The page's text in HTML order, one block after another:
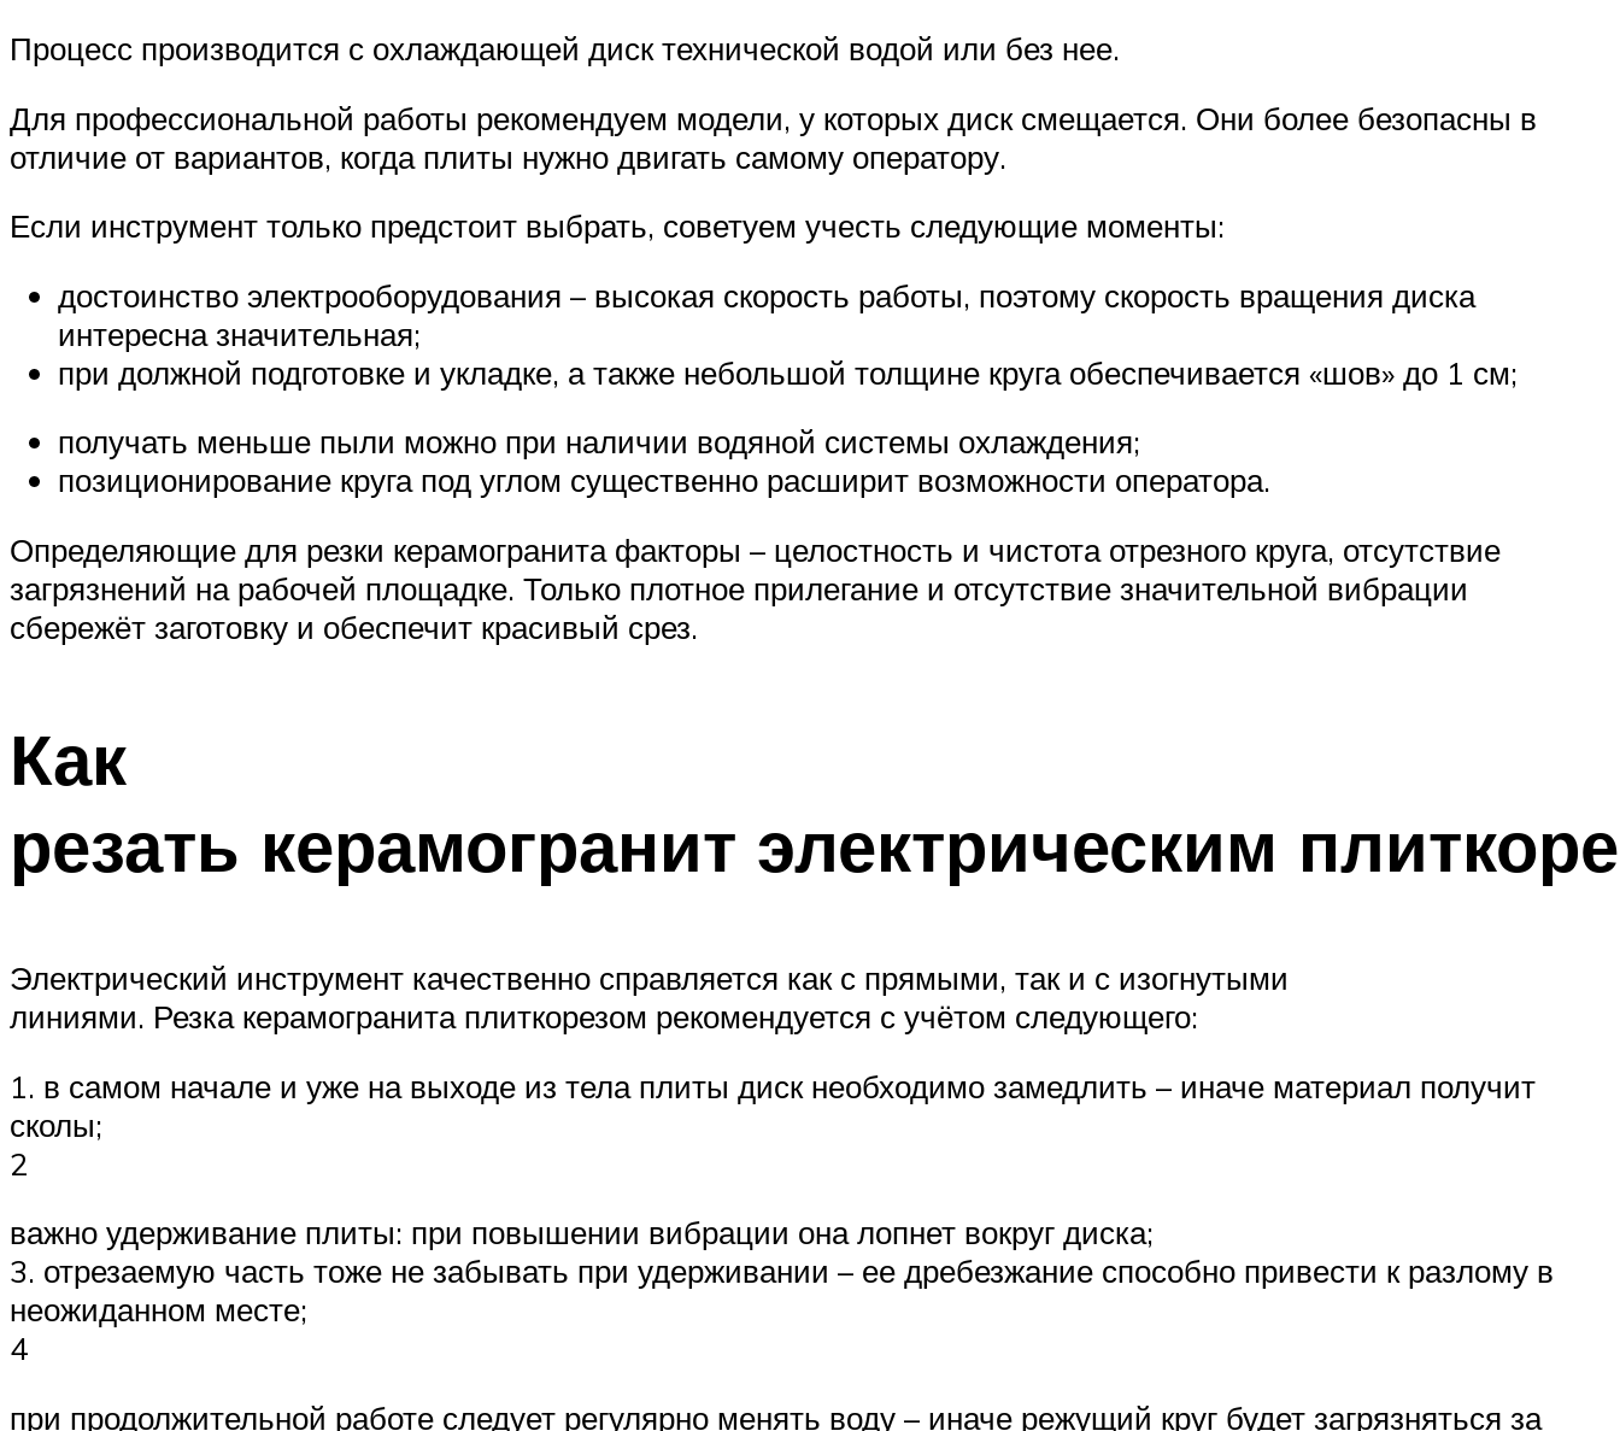
Процесс производится с охлаждающей диск технической водой или без нее.
Для профессиональной работы рекомендуем модели, у которых диск смещается. Они более безопасны в
отличие от вариантов, когда плиты нужно двигать самому оператору.
Если инструмент только предстоит выбрать, советуем учесть следующие моменты:
достоинство электрооборудования – высокая скорость работы, поэтому скорость вращения диска
интересна значительная;
при должной подготовке и укладке, а также небольшой толщине круга обеспечивается «шов» до 1 см;
получать меньше пыли можно при наличии водяной системы охлаждения;
позиционирование круга под углом существенно расширит возможности оператора.
Определяющие для резки керамогранита факторы – целостность и чистота отрезного круга, отсутствие
загрязнений на рабочей площадке. Только плотное прилегание и отсутствие значительной вибрации
сбережёт заготовку и обеспечит красивый срез.
Как
резать керамогранит электрическим
Электрический инструмент качественно справляется как с прямыми, так и с изогнутыми
линиями. Резка керамогранита плиткорезом рекомендуется с учётом следующего:
1. в самом начале и уже на выходе из тела плиты диск необходимо замедлить – иначе материал получит
сколы;
2
важно удерживание плиты: при повышении вибрации она лопнет вокруг диска;
3. отрезаемую часть тоже не забывать при удерживании – ее дребезжание способно привести к разлому в
неожиданном месте;
4
при продолжительной работе следует регулярно менять воду – иначе режущий круг будет загрязняться за